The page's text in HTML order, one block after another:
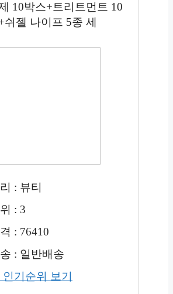
10박스+트리트먼트 10
쉬젤 나이프 5종 세
: 뷰티
: 3
: 76410
: 일반배송
기순위 보기